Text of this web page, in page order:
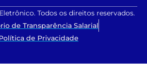
Todos os direitos reservados.
de Transparência Salarial
de Privacidade